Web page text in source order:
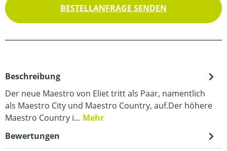
BESTELLANFRAGE SENDEN
Beschreibung
Der neue Maestro von Eliet tritt als Paar, namentlich
als Maestro City und Maestro Country, auf.Der höhere
Maestro Country i… Mehr
Bewertungen